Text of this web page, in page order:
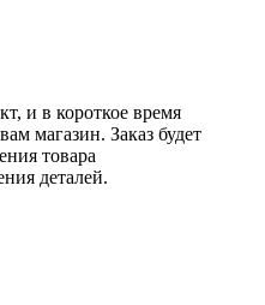
и в короткое время
магазин. Заказ будет
товара
деталей.